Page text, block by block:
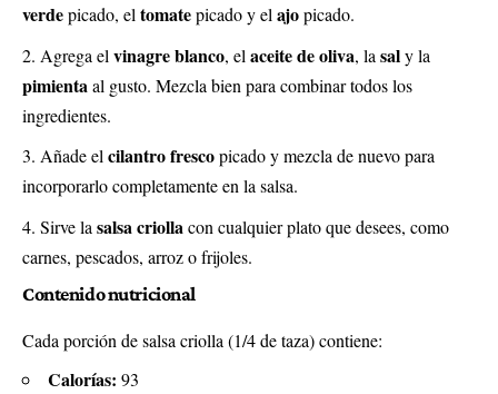
verdepicado, el tomatepicado y el ajopicado.
Agrega el vinagre blanco, el aceite de oliva, la saly la
pimientaal gusto. Mezcla bien para combinar todos los
ingredientes.
Añade el cilantro frescopicado y mezcla de nuevo para
incorporarlo completamente en la salsa.
Sirve la salsa criollacon cualquier plato que desees, como
carnes, pescados, arroz o frijoles.
Contenido nutricional
Cada porción de salsa criolla (1/4 de taza) contiene:
Calorías: 93